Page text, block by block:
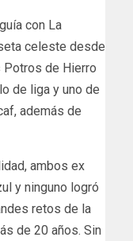
con La
celeste desde
Potros de Hierro
de liga y uno de
además de
ambos ex
y ninguno logró
retos de la
de 20 años. Sin